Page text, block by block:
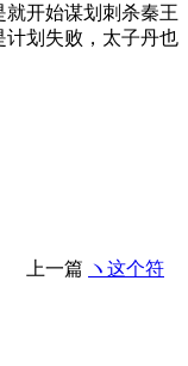
开始谋划刺杀秦王
计划失败，太子丹也
上一篇 ヽ这个符